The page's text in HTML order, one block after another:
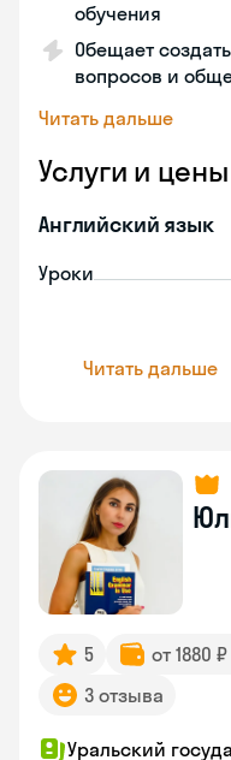
обучения
Обещает
вопросов и
Читать дальше
Услуги и цены
Английский язык
Уроки
Читать дальше
5 от 1880
3 отзыва
Уральский